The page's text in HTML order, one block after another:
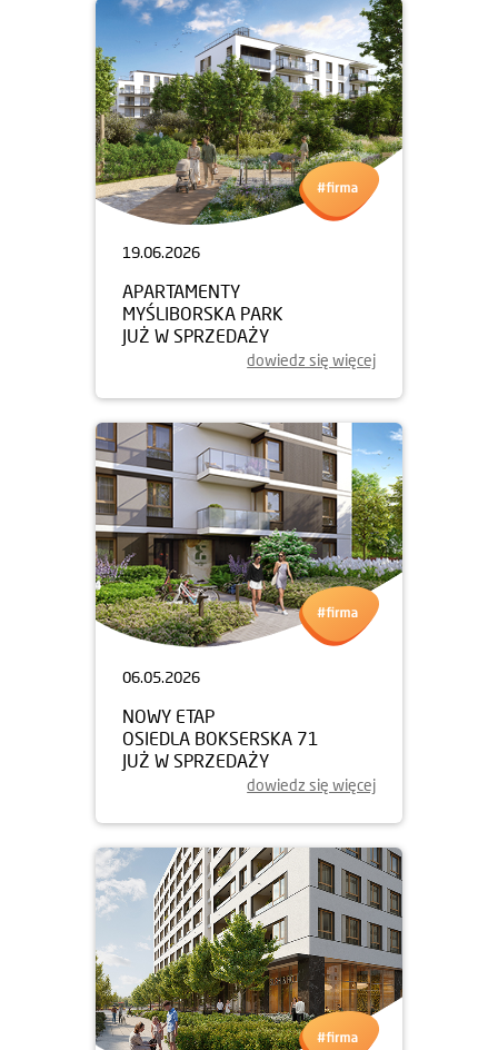
19.06.2026
APARTAMENTY
MYŚLIBORSKA PARK
JUŻ W SPRZEDAŻY
dowiedz się więcej
06.05.2026
NOWY ETAP
OSIEDLA BOKSERSKA 71
JUŻ W SPRZEDAŻY
dowiedz się więcej